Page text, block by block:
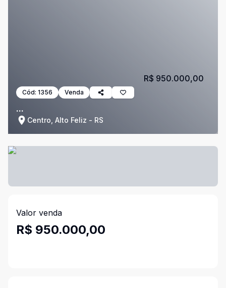
Cód: 1356 Venda
...
Centro, Alto Feliz - RS
R$ 950.000,00
Valor venda
R$ 950.000,00